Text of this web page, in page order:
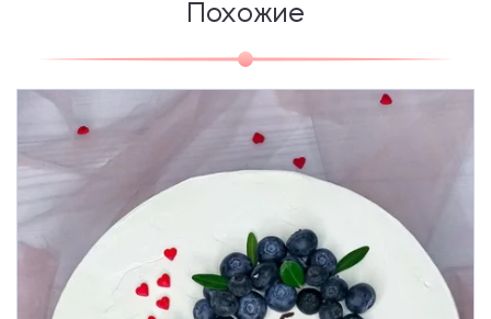
Похожие